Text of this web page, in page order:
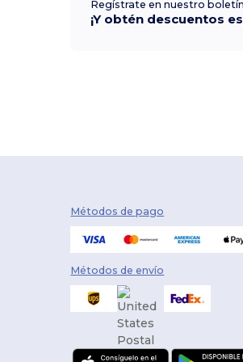
Regístrate en nuestro boletín
¡Y obtén descuentos
Métodos de pago
Métodos de envío